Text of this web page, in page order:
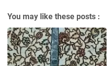
You may like these posts :